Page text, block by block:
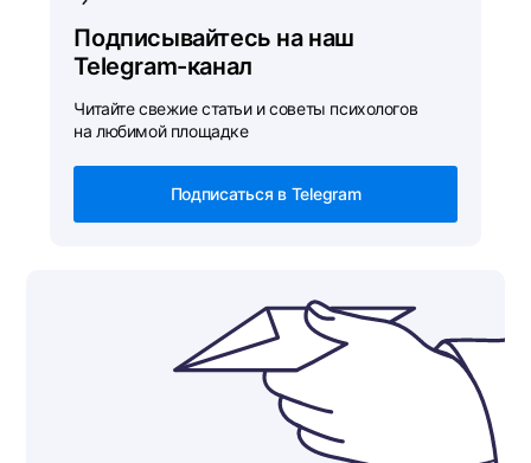
Подписывайтесь на наш
Telegram-канал
Читайте свежие статьи и советы психологов
на любимой площадке
Подписаться в Telegram